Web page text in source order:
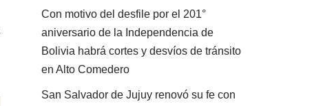
Con motivo del desfile por el 201°
aniversario de la Independencia de
Bolivia habrá cortes y desvíos de tránsito
en Alto Comedero
San Salvador de Jujuy renovó su fe con